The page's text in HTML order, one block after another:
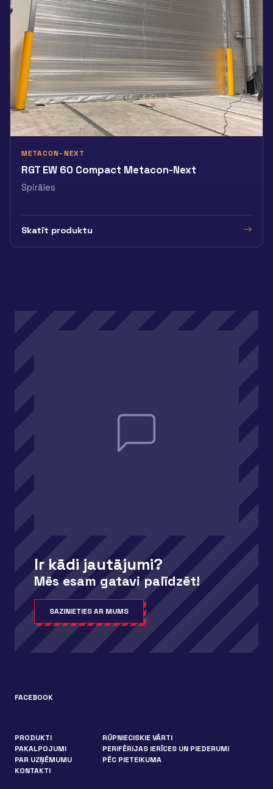
METACON-NEXT
RGT EW 60 Compact Metacon-Next
Spirāles
Skatīt produktu
Ir kādi jautājumi?
Mēs esam gatavi palīdzēt!
SAZINIETIES AR MUMS
FACEBOOK
PRODUKTI
PAKALPOJUMI
PAR UZŅĒMUMU
KONTAKTI
RŪPNIECISKIE VĀRTI
PERIFĒRIJAS IERĪCES UN PIEDERUMI
PĒC PIETEIKUMA